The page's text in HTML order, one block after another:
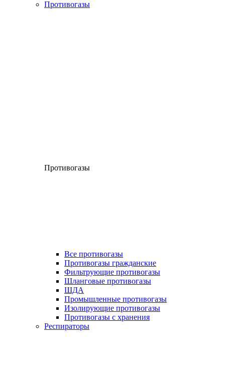
Противогазы
Противогазы
Все противогазы
Противогазы гражданские
Фильтрующие противогазы
Шланговые противогазы
ШДА
Промышленные противогазы
Изолирующие противогазы
Противогазы с хранения
Респираторы